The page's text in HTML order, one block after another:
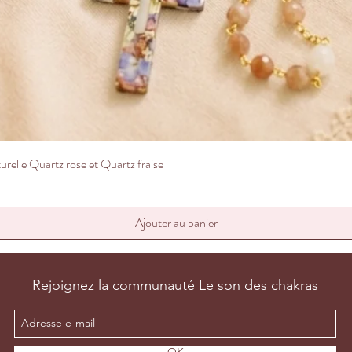
Aperçu rapide
Quartz rose et Quartz fraise
Ajouter au panier
Rejoignez la communauté Le son des chakras